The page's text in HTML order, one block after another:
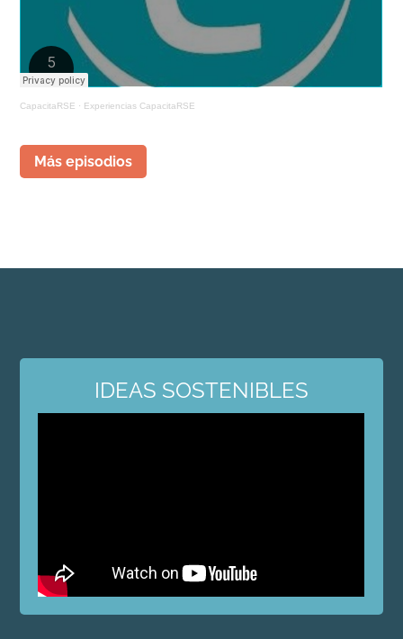
CapacitaRSE · Experiencias CapacitaRSE
Más episodios
IDEAS SOSTENIBLES